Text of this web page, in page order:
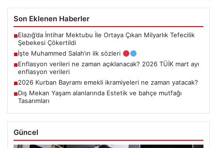
Son Eklenen Haberler
■Elazığ’da İntihar Mektubu İle Ortaya Çıkan Milyarlık Tefecilik
Şebekesi Çökertildi
■İşte Muhammed Salah’ın ilk sözleri
■Enflasyon verileri ne zaman açıklanacak? 2026 TÜİK mart ayı
enflasyon verileri
■2026 Kurban Bayramı emekli ikramiyeleri ne zaman yatacak?
■Dış Mekan Yaşam alanlarında Estetik ve bahçe mutfağı
Tasarımları
Güncel